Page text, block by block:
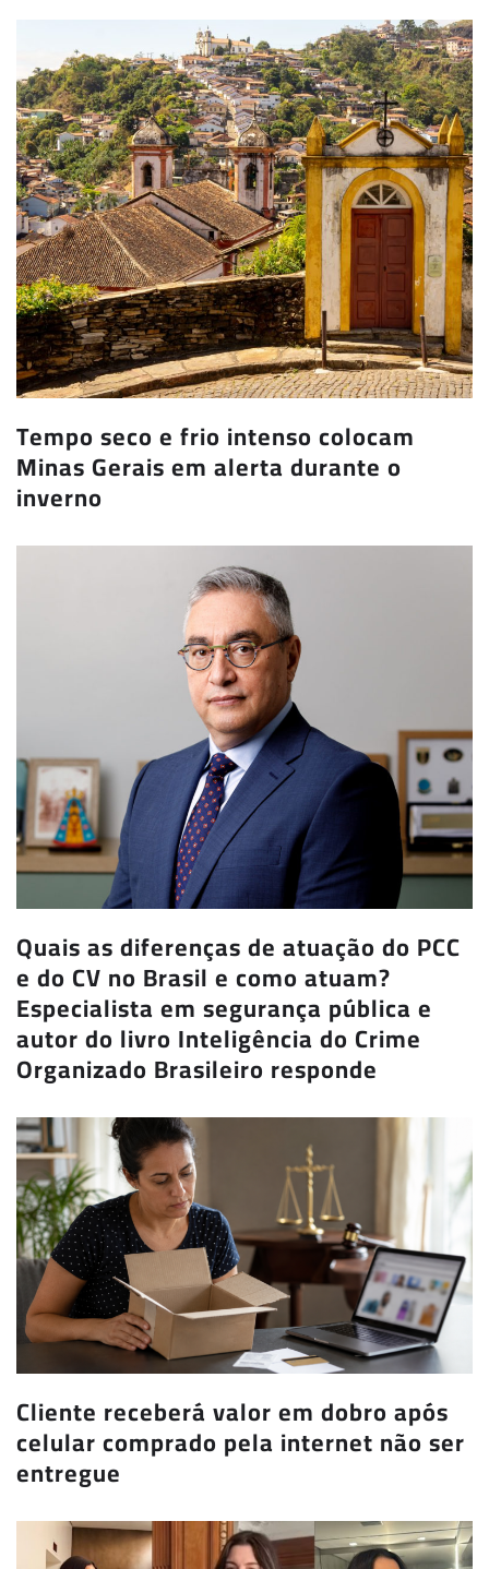
Tempo seco e frio intenso colocam
Minas Gerais em alerta durante o
inverno
Quais as diferenças de atuação do PCC
e do CV no Brasil e como atuam?
Especialista em segurança pública e
autor do livro Inteligência do Crime
Organizado Brasileiro responde
Cliente receberá valor em dobro após
celular comprado pela internet não ser
entregue